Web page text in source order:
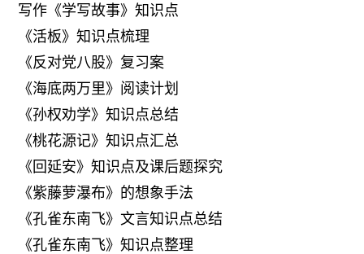
写作《学写故事》知识点
《活板》知识点梳理
《反对党八股》复习案
《海底两万里》阅读计划
《孙权劝学》知识点总结
《桃花源记》知识点汇总
《回延安》知识点及课后题探究
《紫藤萝瀑布》的想象手法
《孔雀东南飞》文言知识点总结
《孔雀东南飞》知识点整理